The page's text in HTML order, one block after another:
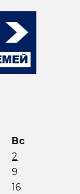
Вс
2
9
16